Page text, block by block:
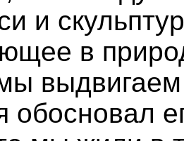
и
в
обосновал